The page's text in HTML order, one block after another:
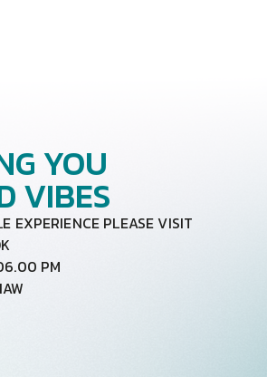
YOU
VIBES
EXPERIENCE PLEASE VISIT
PM